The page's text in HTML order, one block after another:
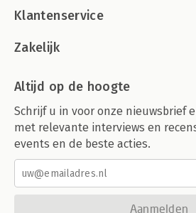
Klantenservice
Zakelijk
Altijd op de hoogte
Schrijf u in voor onze nieuwsbrief
met relevante interviews en
events en de beste acties.
Aanmelden